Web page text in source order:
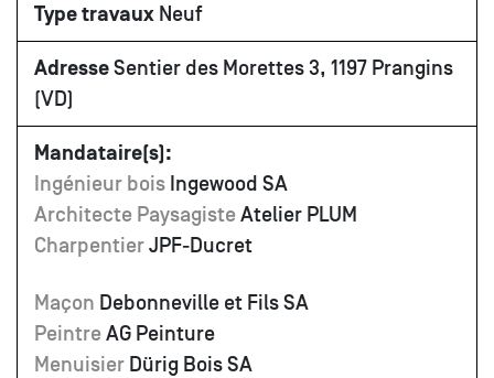
Type travaux Neuf
AdresseSentier des Morettes 3, 1197 Prangins
(VD)
Mandataire(s):
Ingénieur bois Ingewood SA
Architecte PaysagisteAtelier PLUM
CharpentierJPF-Ducret
Maçon Debonneville et Fils SA
PeintreAG Peinture
Menuisier Dürig Bois SA